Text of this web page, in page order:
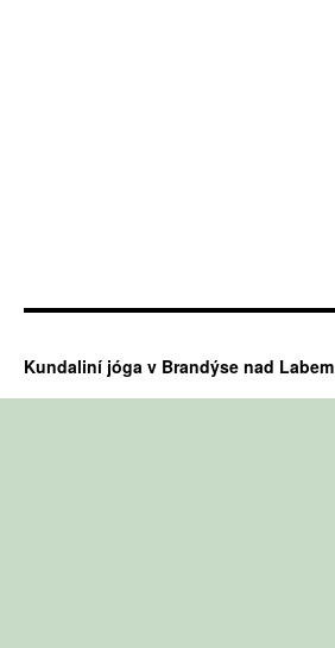
Kundaliní jóga v Brandýse nad Labem